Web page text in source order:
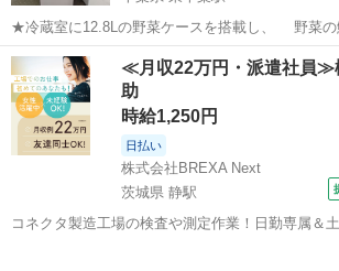
★冷蔵室に12.8Lの野菜ケースを搭載し、 野菜
ずみずしい状態を長く維持！ ★冷凍室は3段収納
作り置きもスッキリ収納可能な、 使いやすい
千葉 千葉市 東千葉駅 キッチン家電
≪月収22万円・派遣社員≫
助
時給1,250円
日払い
株式会社BREXA Next
茨城県 静駅
コネクタ製造工場の検査や測定作業！日勤専属＆